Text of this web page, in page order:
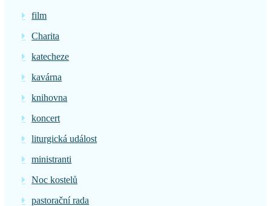
film
Charita
katecheze
kavárna
knihovna
koncert
liturgická událost
ministranti
Noc kostelů
pastorační rada